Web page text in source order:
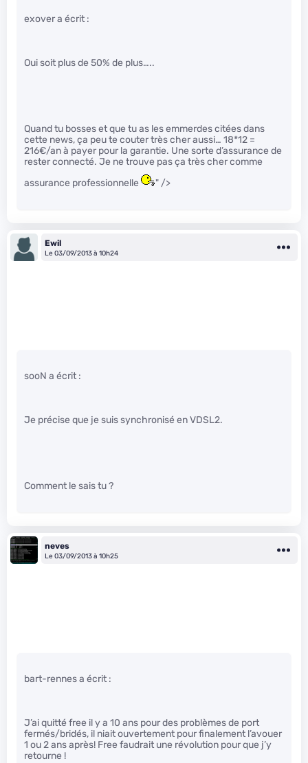
exover a écrit :
Oui soit plus de 50% de plus…..
Quand tu bosses et que tu as les emmerdes citées dans
cette news, ça peu te couter très cher aussi… 18*12 =
216€/an à payer pour la garantie. Une sorte d’assurance de
rester connecté. Je ne trouve pas ça très cher comme
assurance professionnelle
" />
Ewil
Le 03/09/2013 à 10h24
sooN a écrit :
Je précise que je suis synchronisé en VDSL2.
Comment le sais tu ?
neves
Le 03/09/2013 à 10h25
bart-rennes a écrit :
J’ai quitté free il y a 10 ans pour des problèmes de port
fermés/bridés, il niait ouvertement pour finalement l’avouer
1 ou 2 ans après! Free faudrait une révolution pour que j’y
retourne !